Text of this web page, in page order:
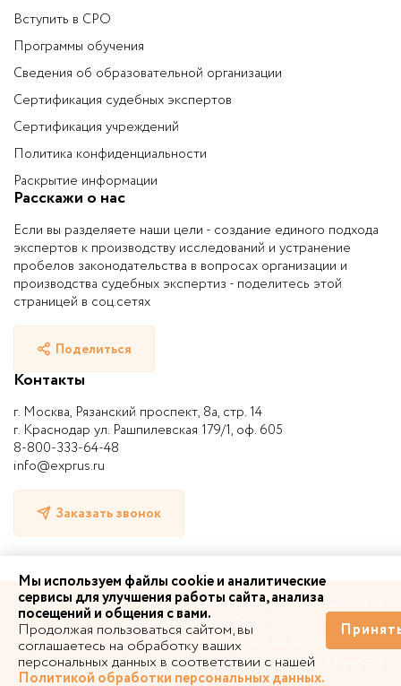
Вступить в СРО
Программы обучения
Сведения об образовательной организации
Сертификация судебных экспертов
Сертификация учреждений
Политика конфиденциальности
Раскрытие информации
Расскажи о нас
Если вы разделяете наши цели - создание единого подхода
экспертов к производству исследований и устранение
пробелов законодательства в вопросах организации и
производства судебных экспертиз - поделитесь этой
страницей в соц.сетях
Поделиться
Контакты
г. Москва, Рязанский проспект, 8а, стр. 14
г. Краснодар ул. Рашпилевская 179/1, оф. 605
8-800-333-64-48
info@exprus.ru
Заказать звонок
© 2010-2026 | НП «СРО судебных экспертов», лицензия №
0399004 от 11.02.2019 г.
Выписка из реестра СРО
Лицензия на образование
Свидетельство Росстандарта
Свидетельство Минюста
Мы используем файлы cookie и аналитические
сервисы для улучшения работы сайта, анализа
посещений и общения с вами.
Продолжая пользоваться сайтом, вы
соглашаетесь на обработку ваших
персональных данных в соответствии с нашей
Политикой обработки персональных данных.